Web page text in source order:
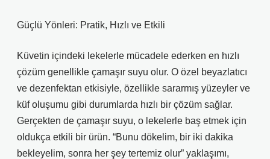
Güçlü Yönleri: Pratik, Hızlı ve Etkili
Küvetin içindeki lekelerle mücadele ederken en hızlı
çözüm genellikle çamaşır suyu olur. O özel beyazlatıcı
ve dezenfektan etkisiyle, özellikle sararmış yüzeyler ve
küf oluşumu gibi durumlarda hızlı bir çözüm sağlar.
Gerçekten de çamaşır suyu, o lekelerle baş etmek için
oldukça etkili bir ürün. “Bunu dökelim, bir iki dakika
bekleyelim, sonra her şey tertemiz olur” yaklaşımı,